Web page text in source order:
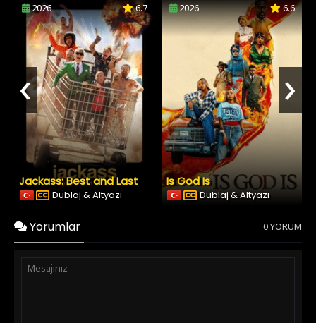
2026 6.7
Jackass: Best and Last
Dublaj & Altyazı
2026 6.6
Is God Is
Dublaj & Altyazı
‹ ›
Yorumlar 0 YORUM